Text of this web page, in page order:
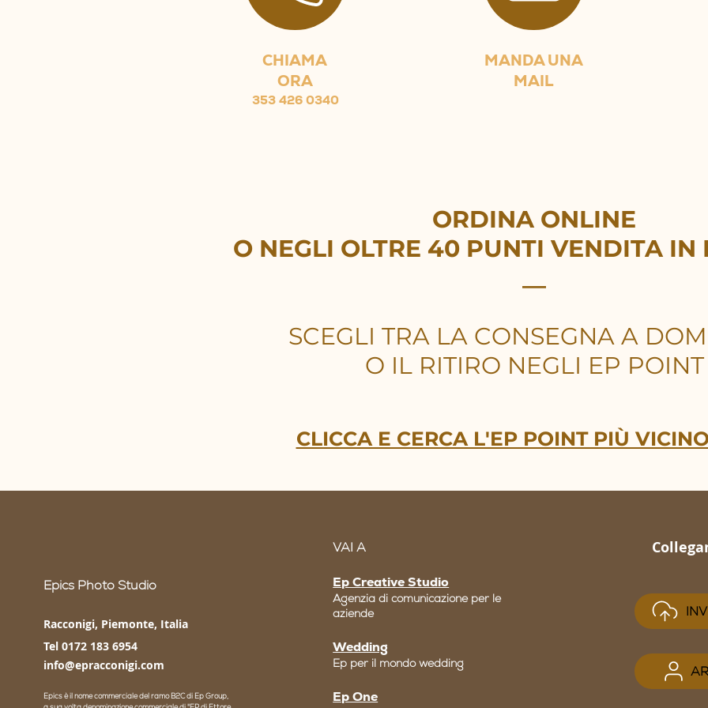
CHIAMA
ORA
353 426 0340
MANDA UNA
MAIL
ORDINA ONLINE
O NEGLI OLTRE 40 PUNTI VENDITA IN
SCEGLI TRA LA CONSEGNA A
O IL RITIRO NEGLI EP POINT
CLICCA E CERCA L'EP POINT PIÙ
Epics Photo Studio
Racconigi, Piemonte, Italia
Tel 0172 183 6954
info@epracconigi.com
Epics è il nome commerciale del ramo B2C di Ep Group,
VAI A
Ep Creative Studio
Agenzia di comunicazione per le
aziende
Wedding
Ep per il mondo wedding
Ep One